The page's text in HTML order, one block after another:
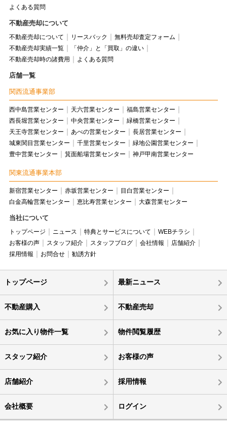
よくある質問
不動産売却について
不動産売却について リースバック
無料売却査定フォーム
不動産売却実績一覧
「仲介」と「買取」の違い
不動産売却時の諸費用
よくある質問
店舗一覧
関西流通事業部
西中島営業センター 天六営業センター
福島営業センター
西長堀営業センター
中央営業センター
緑橋営業センター
天王寺営業センター
あべの営業センター
長居営業センター
城東関目営業センター
千里営業センター
緑地公園営業センター
豊中営業センター
箕面船場営業センター 神戸甲南営業センター
関東流通事業本部
新宿営業センター 赤坂営業センター
目白営業センター
白金高輪営業センター
恵比寿営業センター 大森営業センター
当社について
トップページ ニュース 特典とサービスについて
WEBチラシ
お客様の声
スタッフ紹介 スタッフブログ 会社情報
店舗紹介
採用情報
お問合せ 勧誘方針
トップページ 最新ニュース
不動産購入 不動産売却
お気に入り物件一覧 物件閲覧履歴
スタッフ紹介 お客様の声
店舗紹介 採用情報
会社概要 ログイン